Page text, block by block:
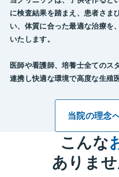
に検査結果を踏まえ、患者さま
い、体質に合った最適な治療を
いたします。
医師や看護師、培養士全てのス
連携し快適な環境で高度な生殖
当院の理念
こんな
ありま